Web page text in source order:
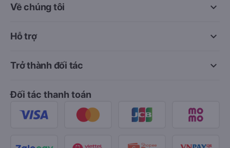
keyboard_arrow_down
Về chúng tôi
keyboard_arrow_down
Hỗ trợ
keyboard_arrow_down
Trở thành đối tác
Đối tác thanh toán